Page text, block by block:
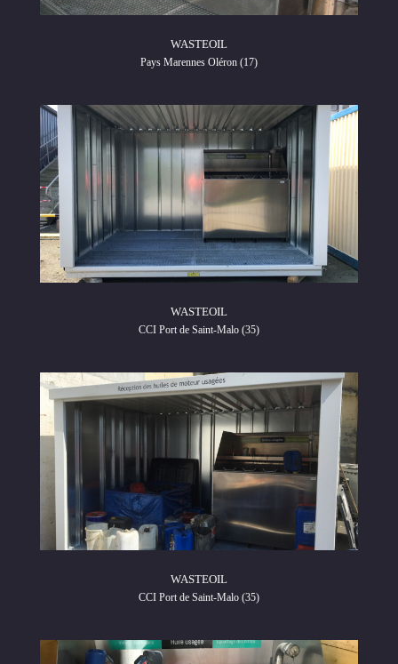
WASTEOIL
Pays Marennes Oléron (17)
WASTEOIL
CCI Port de Saint-Malo (35)
WASTEOIL
CCI Port de Saint-Malo (35)